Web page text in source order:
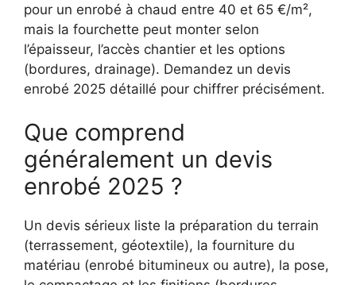
pour un enrobé à chaud entre 40 et 65 €/m²,
mais la fourchette peut monter selon
l’épaisseur, l’accès chantier et les options
(bordures, drainage). Demandez un devis
enrobé 2025 détaillé pour chiffrer précisément.
Que comprend
généralement un devis
enrobé 2025 ?
Un devis sérieux liste la préparation du terrain
(terrassement, géotextile), la fourniture du
matériau (enrobé bitumineux ou autre), la pose,